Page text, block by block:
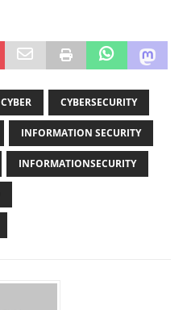
CYBER CYBERSECURITY
INFORMATION SECURITY
INFORMATIONSECURITY